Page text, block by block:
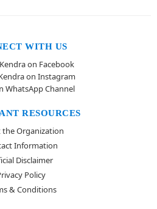
WITH US
on Facebook
on Instagram
WhatsApp Channel
RESOURCES
Organization
Information
Disclaimer
Policy
& Conditions